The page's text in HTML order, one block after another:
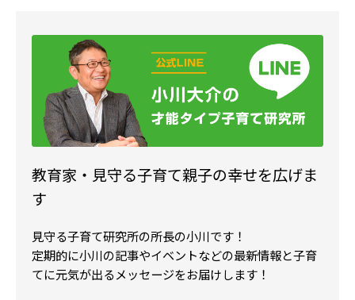
教育家・見守る子育て親子の幸せを広げま
す
見守る子育て研究所の所長の小川です！
定期的に小川の記事やイベントなどの最新情報と子育
てに元気が出るメッセージをお届けします！